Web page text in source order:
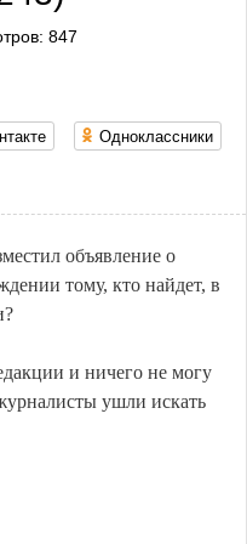
847
Одноклассники
объявление о
тому, кто найдет, в
и ничего не могу
ушли искать